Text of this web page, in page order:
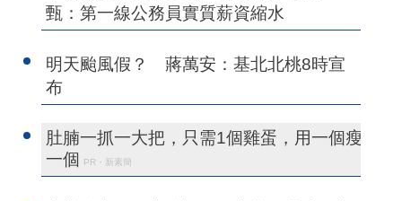
甄：第一線公務員實質薪資縮水
明天颱風假？ 蔣萬安：基北北桃8時宣
布
肚腩一抓一大把，只需1個雞蛋，用一個瘦
一個 PR・新素簡